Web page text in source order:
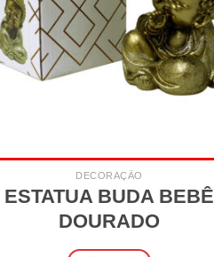
DECORAÇÃO
ESTATUA BUDA BEBÊ
DOURADO